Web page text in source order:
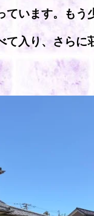
ています。もう
て入り、さらに